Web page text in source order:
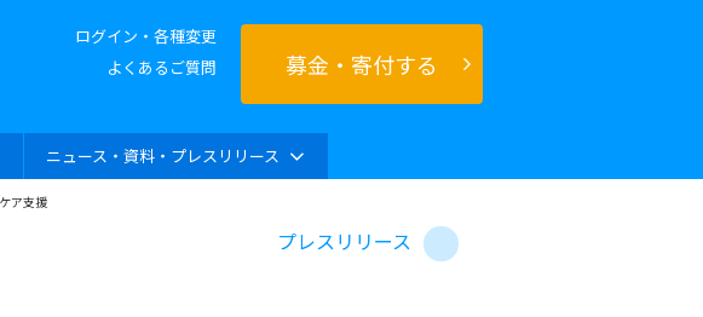
ログイン・各種変更
よくあるご質問
募金・寄付する
ニュース・資料・プレスリリース
ア支援
プレスリリース